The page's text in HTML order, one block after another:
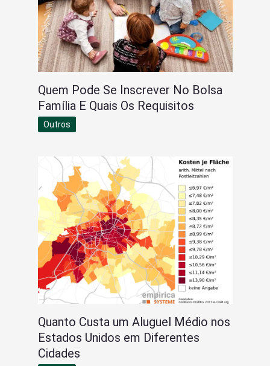
Quem Pode Se Inscrever No Bolsa
Família E Quais Os Requisitos
Outros
Quanto Custa um Aluguel Médio nos
Estados Unidos em Diferentes
Cidades